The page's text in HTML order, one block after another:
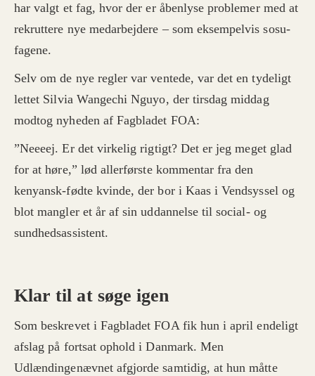
har valgt et fag, hvor der er åbenlyse problemer med at
rekruttere nye medarbejdere – som eksempelvis sosu-
fagene.
Selv om de nye regler var ventede, var det en tydeligt
lettet Silvia Wangechi Nguyo, der tirsdag middag
modtog nyheden af Fagbladet FOA:
”Neeeej. Er det virkelig rigtigt? Det er jeg meget glad
for at høre,” lød allerførste kommentar fra den
kenyansk-fødte kvinde, der bor i Kaas i Vendsyssel og
blot mangler et år af sin uddannelse til social- og
sundhedsassistent.
Klar til at søge igen
Som beskrevet i Fagbladet FOA fik hun i april endeligt
afslag på fortsat ophold i Danmark. Men
Udlændingenævnet afgjorde samtidig, at hun måtte